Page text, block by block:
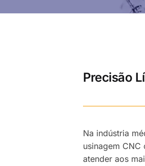
Precisão
Na indústria
usinagem
atender aos